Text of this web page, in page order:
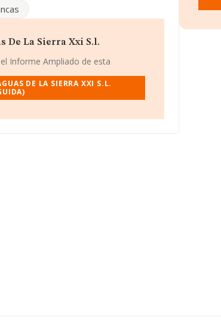
, CIF B21388731, tiene su
datos de hasta 132.555 empresas, en el
de 22.737 millones de euros y el
las compañías asciende a los 171
Huelva, en la base de datos de
han alcanzado los 19 millones de
empleados de media son 1.
De La Sierra Xxi S.l.
Informe Ampliado de esta
DE LA SIERRA XXI S.L.